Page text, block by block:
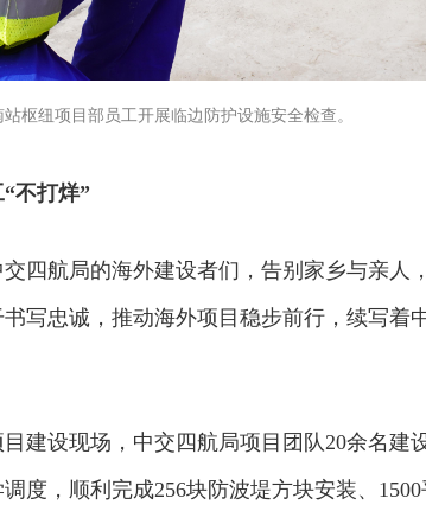
枢纽项目部员工开展临边防护设施安全检查。
不打烊”
四航局的海外建设者们，告别家乡与亲人
写忠诚，推动海外项目稳步前行，续写着
建设现场，中交四航局项目团队20余名建
度，顺利完成256块防波堤方块安装、